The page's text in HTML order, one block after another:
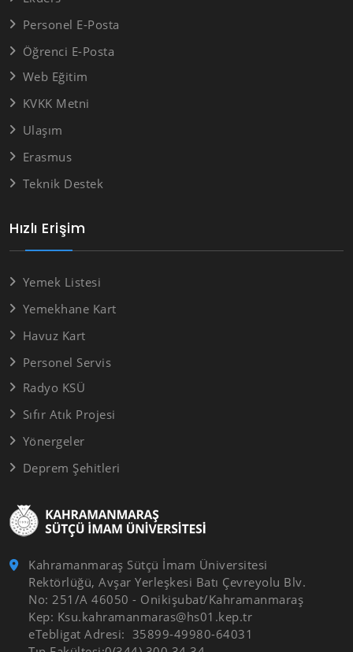
Kahramanmaraş Sütçü İmam Üniversitesi
Rektörlüğü, Avşar Yerleşkesi Batı Çevreyolu Blv.
No: 251/A 46050 - Onikişubat/Kahramanmaraş
Kep: Ksu.kahramanmaras@hs01.kep.tr
eTebligat Adresi: 35899-49980-64031
Hızlı Erişim
Yemek Listesi
Yemekhane Kart
Havuz Kart
Personel Servis
Radyo KSÜ
Sıfır Atık Projesi
Yönergeler
Deprem Şehitleri
Personel E-Posta
Öğrenci E-Posta
Web Eğitim
KVKK Metni
Ulaşım
Erasmus
Teknik Destek